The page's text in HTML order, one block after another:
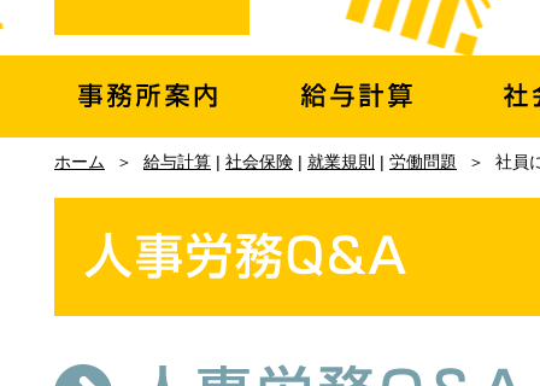
ホーム ＞ 給与計算 | 社会保険 | 就業規則 | 労働問題 ＞ 社員